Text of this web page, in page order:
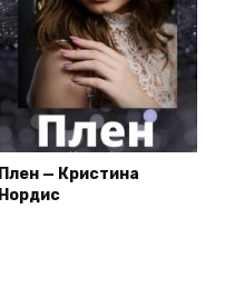
Плен — Кристина
Нордис